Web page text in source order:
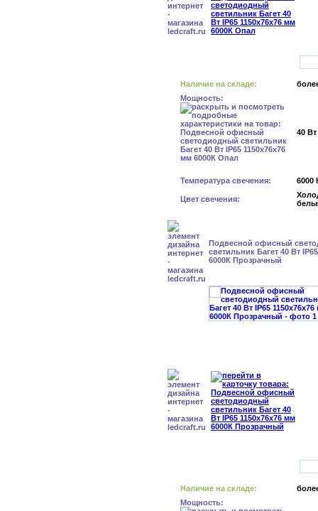
Наличие на складе:
Мощность:
40 Вт
Температура свечения: 6000
Цвет свечения:
Подвесной офисный
светильник Багет 40 Вт
6000К Прозрачный
Наличие на складе:
Мощность: